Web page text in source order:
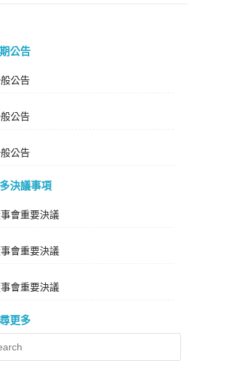
公告
公告
公告
公告
決議事項
會重要決議
會重要決議
會重要決議
更多